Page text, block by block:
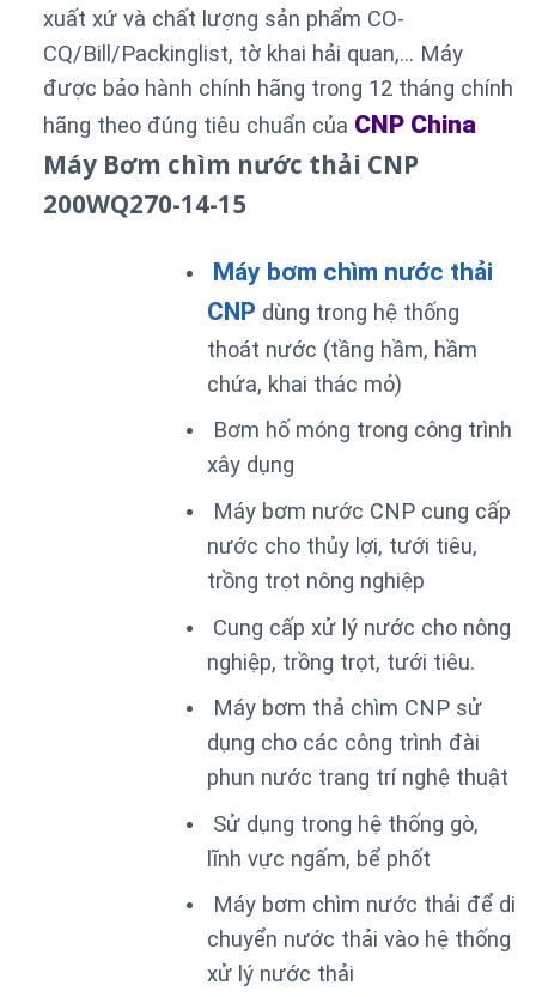
xuất xứ và chất lượng sản phẩm CO-
CQ/Bill/Packinglist, tờ khai hải quan,… Máy
được bảo hành chính hãng trong 12 tháng chính
hãng theo đúng tiêu chuẩn của CNP China
Máy Bơm chìm nước thải CNP
200WQ270-14-15
Máy bơm chìm nước thải
CNP dùng trong hệ thống
thoát nước (tầng hầm, hầm
chứa, khai thác mỏ)
Bơm hố móng trong công trình
xây dụng
Máy bơm nước CNP cung cấp
nước cho thủy lợi, tưới tiêu,
trồng trọt nông nghiệp
Cung cấp xử lý nước cho nông
nghiệp, trồng trọt, tưới tiêu.
Máy bơm thả chìm CNP sử
dụng cho các công trình đài
phun nước trang trí nghệ thuật
Sử dụng trong hệ thống gò,
lĩnh vực ngấm, bể phốt
Máy bơm chìm nước thải để di
chuyển nước thải vào hệ thống
xử lý nước thải